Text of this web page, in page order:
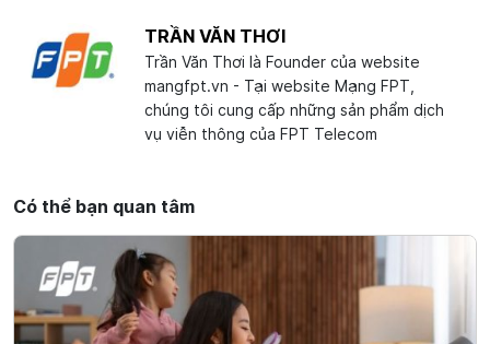
TRẦN VĂN THƠI
Trần Văn Thơi là Founder của website
mangfpt.vn - Tại website Mạng FPT,
chúng tôi cung cấp những sản phẩm dịch
vụ viễn thông của FPT Telecom
Có thể bạn quan tâm